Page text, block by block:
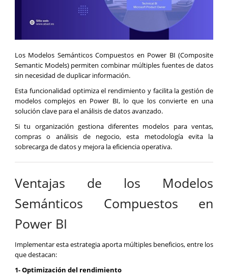
Los Modelos Semánticos Compuestos en Power BI (Composite
Semantic Models) permiten combinar múltiples fuentes de datos
sin necesidad de duplicar información.
Esta funcionalidad optimiza el rendimiento y facilita la gestión de
modelos complejos en Power BI, lo que los convierte en una
solución clave para el análisis de datos avanzado.
Si tu organización gestiona diferentes modelos para ventas,
compras o análisis de negocio, esta metodología evita la
sobrecarga de datos y mejora la eficiencia operativa.
Ventajas de los Modelos
Semánticos Compuestos en
Power BI
Implementar esta estrategia aporta múltiples beneficios, entre los
que destacan:
1- Optimización del rendimiento